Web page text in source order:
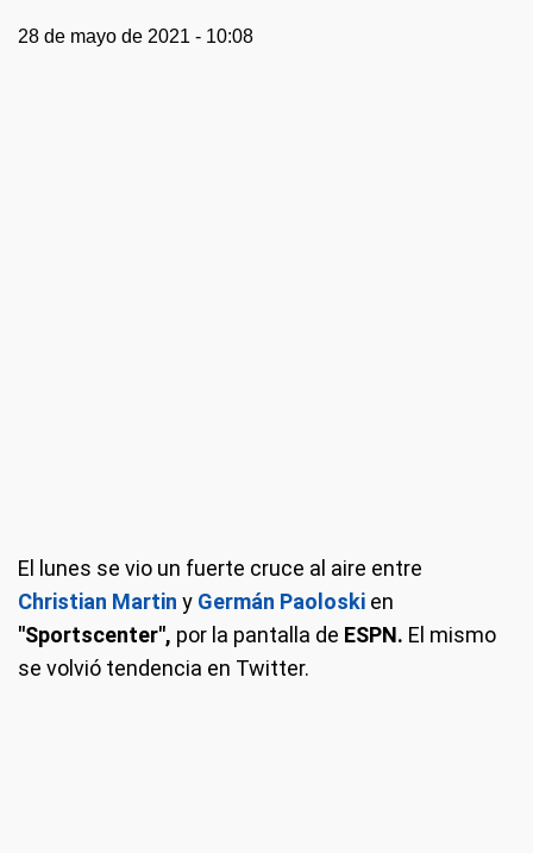
28 de mayo de 2021 - 10:08
El lunes se vio un fuerte cruce al aire entre
Christian Martin y Germán Paoloski en
"Sportscenter", por la pantalla de ESPN. El mismo
se volvió tendencia en Twitter.